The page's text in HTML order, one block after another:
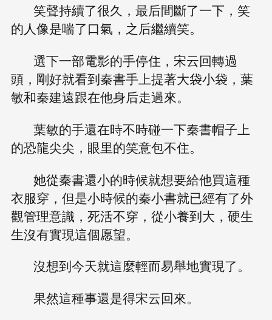
笑聲持續了很久，最后間斷了一下，笑
的人像是喘了口氣，之后繼續笑。
選下一部電影的手停住，宋云回轉過
頭，剛好就看到秦書手上提著大袋小袋，葉
敏和秦建遠跟在他身后走過來。
葉敏的手還在時不時碰一下秦書帽子上
的恐龍尖尖，眼里的笑意包不住。
她從秦書還小的時候就想要給他買這種
衣服穿，但是小時候的秦小書就已經有了外
觀管理意識，死活不穿，從小養到大，硬生
生沒有實現這個愿望。
沒想到今天就這麼輕而易舉地實現了。
果然這種事還是得宋云回來。